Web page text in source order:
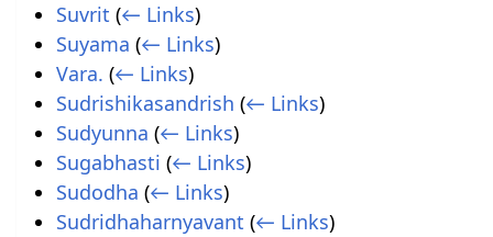
Suvrit (← Links)
Suyama (← Links)
Vara. (← Links)
Sudrishikasandrish (← Links)
Sudyunna (← Links)
Sugabhasti (← Links)
Sudodha (← Links)
Sudridhaharnyavant (← Links)